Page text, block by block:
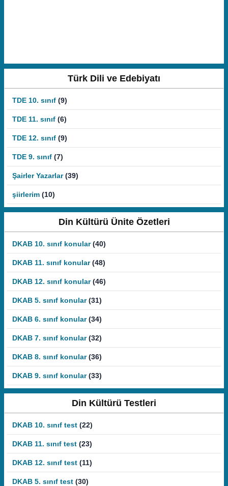
Türk Dili ve Edebiyatı
TDE 10. sınıf (9)
TDE 11. sınıf (6)
TDE 12. sınıf (9)
TDE 9. sınıf (7)
Şairler Yazarlar (39)
şiirlerim (10)
Din Kültürü Ünite Özetleri
DKAB 10. sınıf konular (40)
DKAB 11. sınıf konular (48)
DKAB 12. sınıf konular (46)
DKAB 5. sınıf konular (31)
DKAB 6. sınıf konular (34)
DKAB 7. sınıf konular (32)
DKAB 8. sınıf konular (36)
DKAB 9. sınıf konular (33)
Din Kültürü Testleri
DKAB 10. sınıf test (22)
DKAB 11. sınıf test (23)
DKAB 12. sınıf test (11)
DKAB 5. sınıf test (30)